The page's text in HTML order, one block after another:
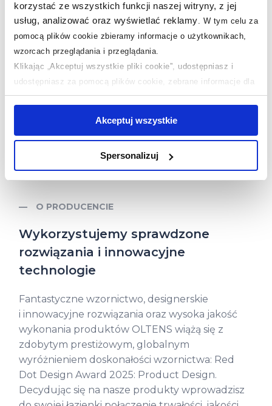
korzystać ze wszystkich funkcji naszej witryny, z jej
usług, analizować oraz wyświetlać reklamy. W tym celu za
pomocą plików cookie zbieramy informacje o użytkownikach,
wzorcach przeglądania i przeglądania.
Klikając „Akceptuj wszystkie pliki cookie”, udostępniasz i
udostępniasz za pomocą plików cookie, zebrane informacje dla
użytkowników zewnętrznych, a także nasi partnerzy reklamowi.
jednak, że zablokowane niektóre pliki cookie mogą mieć wpływ
na sposób dostarczania treści niedostosowanych do potrzeb
kliknij „Ustawienia plików cookie”.
przejdź do zakładek „Informacje o plikach cookie”.
Akceptuj wszystkie
Spersonalizuj
ZAWARTOŚĆ ZESTAWU
Sprawdź, co zawiera opakowanie:
umywalka
O PRODUCENCIE
Wykorzystujemy sprawdzone
rozwiązania i innowacyjne
technologie
Fantastyczne wzornictwo, designerskie
i innowacyjne rozwiązania oraz wysoka jakość
wykonania produktów OLTENS wiążą się z
zdobytym prestiżowym, globalnym
wyróżnieniem doskonałości wzornictwa: Red
Dot Design Award 2025: Product Design.
Decydując się na nasze produkty wprowadzisz